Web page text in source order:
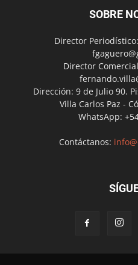
SOBRE
Director
Director
Dirección: 9 de Julio 90.
Villa Carlos Paz -
WhatsApp:
Contáctanos: